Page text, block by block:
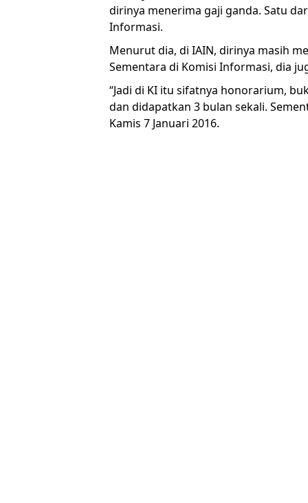
dirinya menerima gaji ganda. Satu
Informasi.
Menurut dia, di IAIN, dirinya masih
Sementara di Komisi Informasi, dia
“Jadi di KI itu sifatnya honorarium,
dan didapatkan 3 bulan sekali.
Kamis 7 Januari 2016.